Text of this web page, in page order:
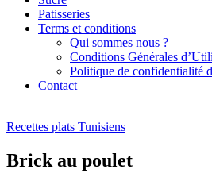
Patisseries
Terms et conditions
Qui sommes nous ?
Conditions Générales
Politique de confidentialité
Contact
Recettes plats Tunisiens
Brick au poulet